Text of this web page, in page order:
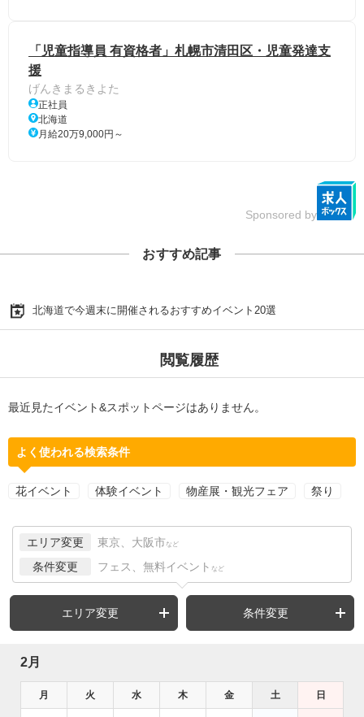
「児童指導員 有資格者」札幌市清田区・児童発達支
援
げんきまるきよた
正社員
北海道
月給20万9,000円～
Sponsored by
おすすめ記事
北海道で今週末に開催されるおすすめイベント20選
閲覧履歴
最近見たイベント&スポットページはありません。
よく使われる検索条件
花イベント 体験イベント 物産展・観光フェア 祭り
エリア変更 東京、大阪市 など
条件変更 フェス、無料イベント など
エリア変更 条件変更
2月
月 火 水 木 金 土 日